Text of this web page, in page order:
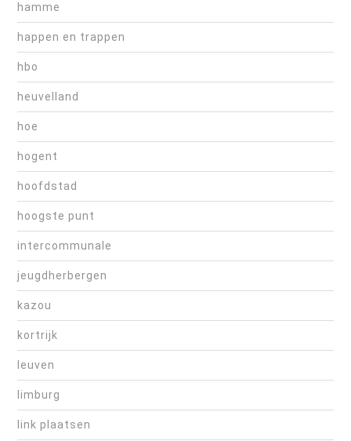
hamme
happen en trappen
hbo
heuvelland
hoe
hogent
hoofdstad
hoogste punt
intercommunale
jeugdherbergen
kazou
kortrijk
leuven
limburg
link plaatsen